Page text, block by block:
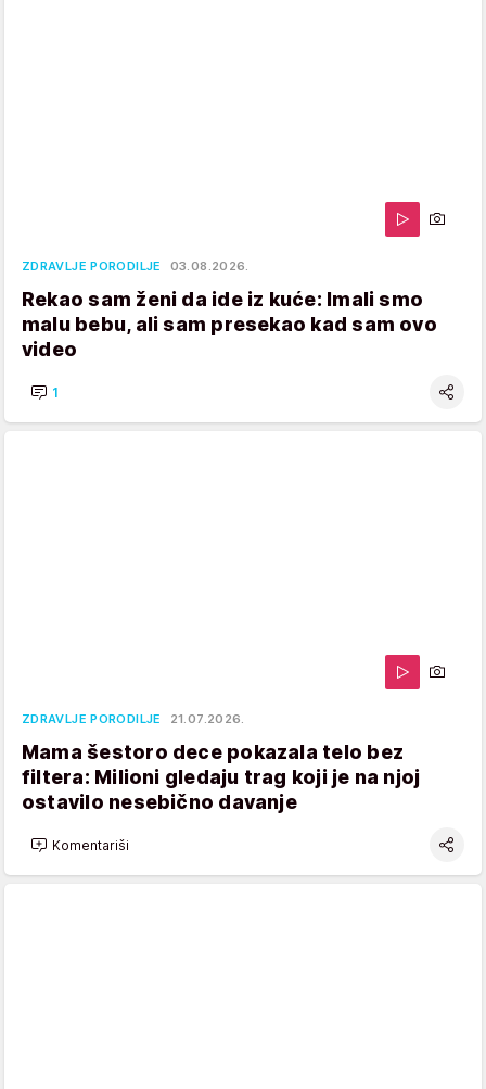
ZDRAVLJE PORODILJE 03.08.2026.
Rekao sam ženi da ide iz kuće: Imali smo
malu bebu, ali sam presekao kad sam ovo
video
1
ZDRAVLJE PORODILJE 21.07.2026.
Mama šestoro dece pokazala telo bez
filtera: Milioni gledaju trag koji je na njoj
ostavilo nesebično davanje
Komentariši